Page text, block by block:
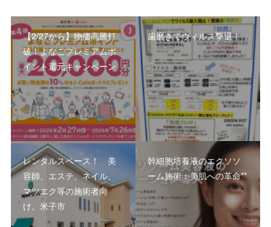
【2/27から】物価高騰打
破！よなごプレミアムポ
イント還元キャンペーン
歯磨きでウィルス撃退！
レンタルスペース！ 美
容師、エステ、ネイル、
マツエク等の施術者向
け。米子市
幹細胞培養液のエクソソ
ーム施術：美肌への革命**